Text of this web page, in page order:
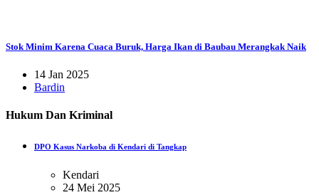
Stok Minim Karena Cuaca Buruk, Harga Ikan di Baubau Merangkak Naik
14 Jan 2025
Bardin
Hukum Dan Kriminal
DPO Kasus Narkoba di Kendari di Tangkap
Kendari
24 Mei 2025